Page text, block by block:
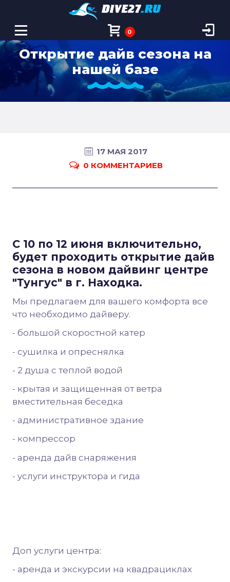
0
Открытие дайв сезона на
нашей базе
17 МАЯ 2017
0 КОММЕНТАРИЕВ
С 10 по 12 июня включительно,
будет проходить открытие дайв
сезона в новом дайвинг центре
"Тунгус" в г. Находка.
Мы предлагаем для вашего комфорта все
что необходимо дайверу.
- большой скоростной катер
- сушилка и опреснялка
- 2 душа с теплой водой
- крытая и защищенная от ветра
вместительная беседка
- административное здание
- компрессор
- аренда дайв снаряжения
- услуги инструктора и гида
Доп услуги центра:
- аренда и экскурсии на квадрациклах